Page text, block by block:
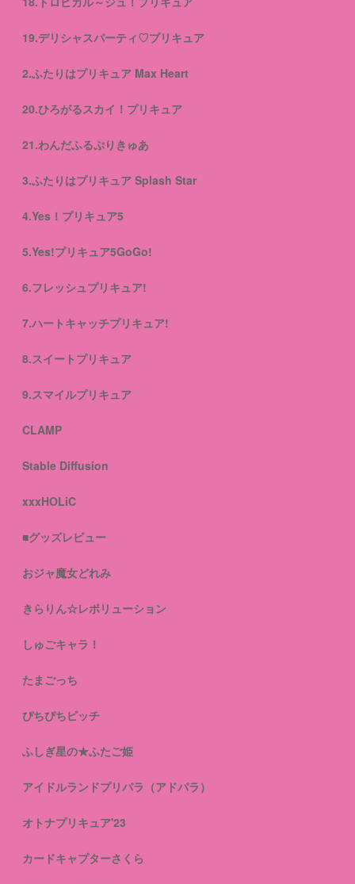
19.デリシャスパーティ♡プリキュア
2.ふたりはプリキュア Max Heart
20.ひろがるスカイ！プリキュア
21.わんだふるぷりきゅあ
3.ふたりはプリキュア Splash Star
4.Yes！プリキュア5
5.Yes!プリキュア5GoGo!
6.フレッシュプリキュア!
7.ハートキャッチプリキュア!
8.スイートプリキュア
9.スマイルプリキュア
CLAMP
Stable Diffusion
xxxHOLiC
■グッズレビュー
おジャ魔女どれみ
きらりん☆レボリューション
しゅごキャラ！
たまごっち
ぴちぴちピッチ
ふしぎ星の★ふたご姫
アイドルランドプリパラ（アドパラ）
オトナプリキュア'23
カードキャプターさくら